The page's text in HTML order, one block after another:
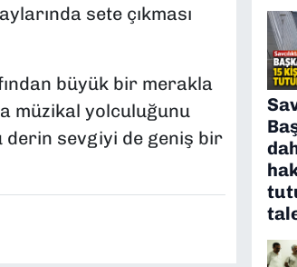
sete çıkması
büyük bir merakla
müzikal yolculuğunu
derin sevgiyi de geniş bir